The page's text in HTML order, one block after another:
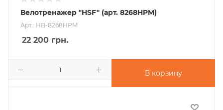
Велотренажер "HSF" (арт. 8268HPM)
Арт.: HB-8268HPM
22 200 грн.
В корзину